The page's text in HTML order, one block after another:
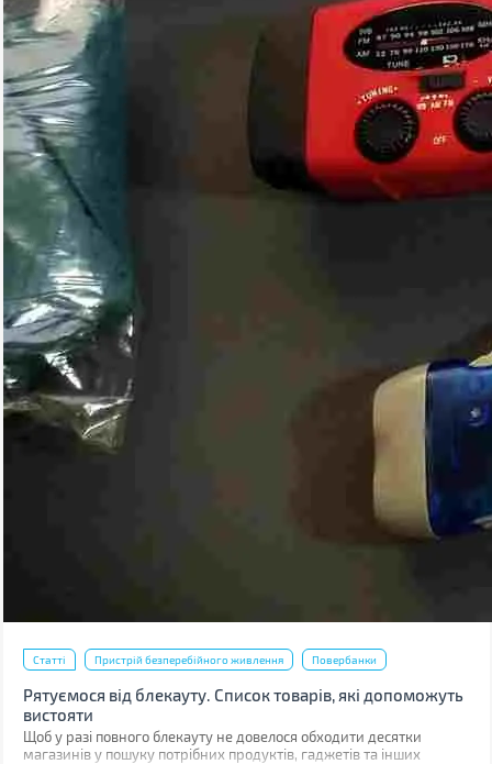
Статті Пристрій безперебійного живлення Повербанки
Рятуємося від блекауту. Список товарів, які допоможуть
вистояти
Щоб у разі повного блекауту не довелося обходити десятки
магазинів у пошуку потрібних продуктів, гаджетів та інших